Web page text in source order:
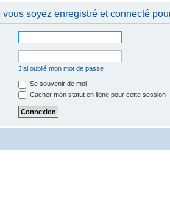
vous soyez enregistré et connecté
J’ai oublié mon mot de passe
Se souvenir de moi
Cacher mon statut en ligne pour cette session